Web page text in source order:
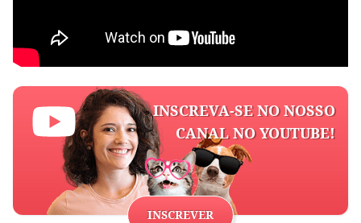
INSCREVA-SE NO NOSSO
CANAL NO YOUTUBE!
INSCREVER